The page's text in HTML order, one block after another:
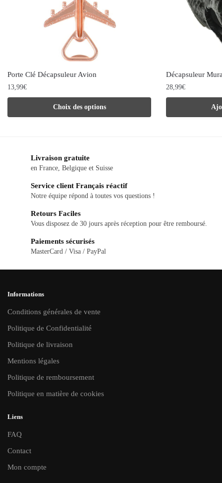
Porte Clé Décapsuleur Avion
13,99€
Choix des options
produit
variations.
options
du
produit
Décapsuleur
28,99€
Livraison gratuite
en France, Belgique et Suisse
Service client Français réactif
Notre équipe répond à toutes vos questions !
Retours Faciles
Vous disposez de 30 jours après réception pour être remboursé.
Paiements sécurisés
MasterCard / Visa / PayPal
Informations
Conditions générales de vente
Politique de Confidentialité
Politique de livraison
Mentions légales
Politique de remboursement
Politique en matière de cookies
Liens
FAQ
Contact
Mon compte